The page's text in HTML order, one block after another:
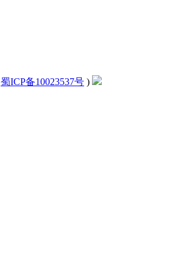
蜀ICP备10023537号 )